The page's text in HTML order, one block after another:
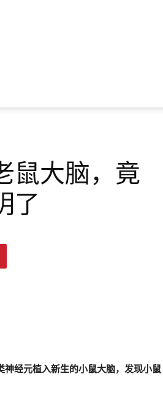
鼠大脑，竟
了
神经元植入新生的小鼠大脑，发现小鼠